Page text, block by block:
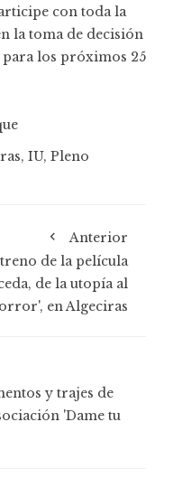
con toda la
la toma de decisión
para los próximos 25
, IU, Pleno
Anterior
de la película
de la utopía al
en Algeciras
y trajes de
'Dame tu